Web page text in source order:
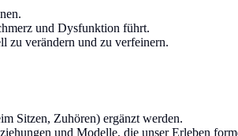
und Dysfunktion führt.
zu verändern und zu verfeinern.
Sitzen, Zuhören) ergänzt werden.
und Modelle, die unser Erleben